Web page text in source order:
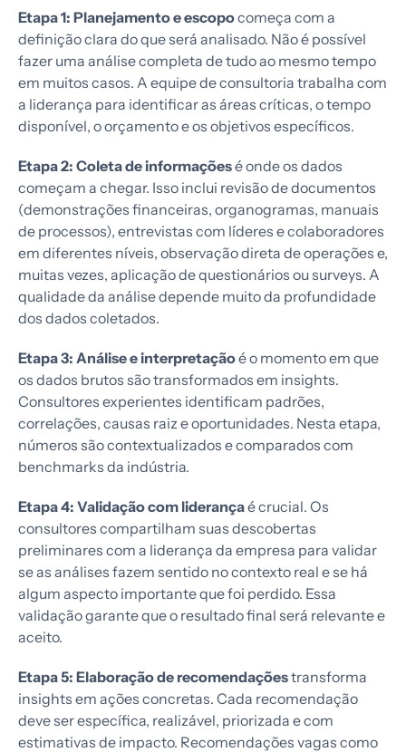
Etapa 1: Planejamento e escopocomeça com a
definição clara do que será analisado. Não é possível
fazer uma análise completa de tudo ao mesmo tempo
em muitos casos. A equipe de consultoria trabalha com
a liderança para identificar as áreas críticas, o tempo
disponível, o orçamento e os objetivos específicos.
Etapa 2: Coleta de informaçõesé onde os dados
começam a chegar. Isso inclui revisão de documentos
(demonstrações financeiras, organogramas, manuais
de processos), entrevistas com líderes e colaboradores
em diferentes níveis, observação direta de operações e,
muitas vezes, aplicação de questionários ou surveys. A
qualidade da análise depende muito da profundidade
dos dados coletados.
Etapa 3: Análise e interpretaçãoé o momento em que
os dados brutos são transformados em insights.
Consultores experientes identificam padrões,
correlações, causas raiz e oportunidades. Nesta etapa,
números são contextualizados e comparados com
benchmarks da indústria.
Etapa 4: Validação com liderançaé crucial. Os
consultores compartilham suas descobertas
preliminares com a liderança da empresa para validar
se as análises fazem sentido no contexto real e se há
algum aspecto importante que foi perdido. Essa
validação garante que o resultado final será relevante e
aceito.
Etapa 5: Elaboração de recomendaçõestransforma
insights em ações concretas. Cada recomendação
deve ser específica, realizável, priorizada e com
estimativas de impacto. Recomendações vagas como